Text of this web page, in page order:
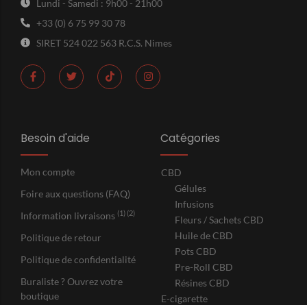
Lundi - Samedi : 9h00 - 21h00
+33 (0) 6 75 99 30 78
SIRET 524 022 563 R.C.S. Nimes
Besoin d'aide
Mon compte
Foire aux questions (FAQ)
Information livraisons (1) (2)
Politique de retour
Politique de confidentialité
Buraliste ? Ouvrez votre
boutique
Catégories
CBD
Gélules
Infusions
Fleurs / Sachets CBD
Huile de CBD
Pots CBD
Pre-Roll CBD
Résines CBD
E-cigarette